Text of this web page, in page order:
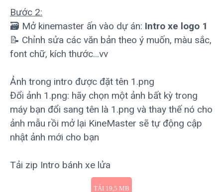
Bước 2:
🗃 Mở kinemaster ấn vào dự án: Intro xe logo 1
📝 Chỉnh sửa các văn bản theo ý muốn, màu sắc,
font chữ, kích thước...vv
Ảnh trong intro được đặt tên 1.png
Đổi ảnh 1.png: hãy chọn một ảnh bất kỳ trong
máy bạn đổi sang tên là 1.png và thay thế nó cho
ảnh mẫu rồi mở lại KineMaster sẽ tự động cập
nhật ảnh mới cho bạn
Tải zip Intro bánh xe lửa